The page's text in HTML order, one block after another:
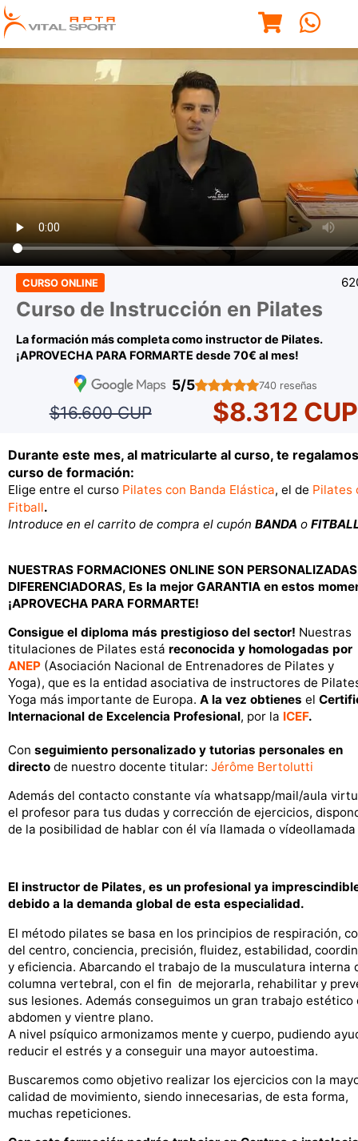
CURSO ONLINE
Curso de Instrucción en Pilates
La formación más completa como instructor de Pilates.
¡APROVECHA PARA FORMARTE desde 70€ al mes!
5/5 740 reseñas
$16.600 CUP $8.312 CUP
Durante este mes, al matricularte al curso, te
curso de formación:
Elige entre el curso Pilates con Banda Elástica, el de Pilates
Fitball.
Introduce en el carrito de compra el cupón BANDA o
NUESTRAS FORMACIONES ONLINE SON
DIFERENCIADORAS, Es la mejor GARANTIA en estos
¡APROVECHA PARA FORMARTE!
Consigue el diploma más prestigioso del sector! Nuestras
titulaciones de Pilates está reconocida y homologadas por
ANEP (Asociación Nacional de Entrenadores de Pilates y
Yoga), que es la entidad asociativa de instructores de
Yoga más importante de Europa. A la vez obtienes el
Internacional de Excelencia Profesional, por la ICEF.
Con seguimiento personalizado y tutorias personales en
directo de nuestro docente titular: Jérôme Bertolutti
Además del contacto constante vía whatsapp/mail/aula
el profesor para tus dudas y corrección de ejercicios,
de la posibilidad de hablar con él vía llamada o vídeollamada
El instructor de Pilates, es un profesional ya
debido a la demanda global de esta especialidad.
El método pilates se basa en los principios de respiración,
del centro, conciencia, precisión, fluidez, estabilidad,
y eficiencia. Abarcando el trabajo de la musculatura interna
columna vertebral, con el fin de mejorarla, rehabilitar y
sus lesiones. Además conseguimos un gran trabajo estético
abdomen y vientre plano.
A nivel psíquico armonizamos mente y cuerpo, pudiendo
reducir el estrés y a conseguir una mayor autoestima.
Buscaremos como objetivo realizar los ejercicios con la
calidad de movimiento, siendo innecesarias, de esta forma,
muchas repeticiones.